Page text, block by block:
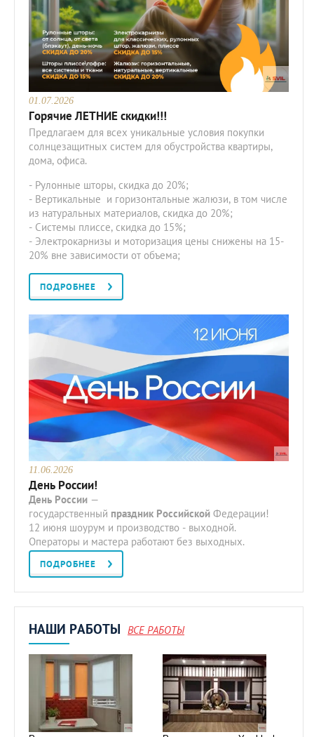
01.07.2026
Горячие ЛЕТНИЕ скидки!!!
Предлагаем для всех уникальные условия покупки
солнцезащитных систем для обустройства квартиры,
дома, офиса.
- Рулонные шторы, скидка до 20%;
- Вертикальные и горизонтальные жалюзи, в том числе
из натуральных материалов, скидка до 20%;
- Системы плиссе, скидка до 15%;
- Электрокарнизы и моторизация цены снижены на 15-
20% вне зависимости от объема;
ПОДРОБНЕЕ
11.06.2026
День России!
День России —
государственный праздник Российской Федерации!
12 июня шоурум и производство - выходной.
Операторы и мастера работают без выходных.
ПОДРОБНЕЕ
НАШИ РАБОТЫ ВСЕ РАБОТЫ